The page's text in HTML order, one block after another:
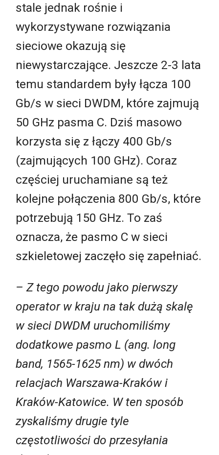
stale jednak rośnie i
wykorzystywane rozwiązania
sieciowe okazują się
niewystarczające. Jeszcze 2-3 lata
temu standardem były łącza 100
Gb/s w sieci DWDM, które zajmują
50 GHz pasma C. Dziś masowo
korzysta się z łączy 400 Gb/s
(zajmujących 100 GHz). Coraz
częściej uruchamiane są też
kolejne połączenia 800 Gb/s, które
potrzebują 150 GHz. To zaś
oznacza, że pasmo C w sieci
szkieletowej zaczęło się zapełniać.
– Z tego powodu jako pierwszy
operator w kraju na tak dużą skalę
w sieci DWDM uruchomiliśmy
dodatkowe pasmo L (ang. long
band, 1565-1625 nm) w dwóch
relacjach Warszawa-Kraków i
Kraków-Katowice. W ten sposób
zyskaliśmy drugie tyle
częstotliwości do przesyłania